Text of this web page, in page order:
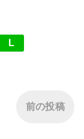
L
前の投稿